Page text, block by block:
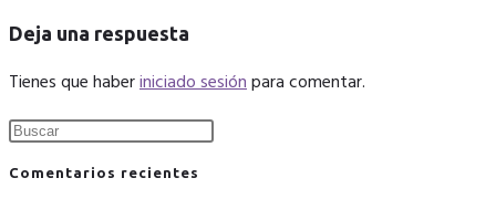
Deja una respuesta
Tienes que haberiniciado sesiónpara comentar.
Comentarios recientes